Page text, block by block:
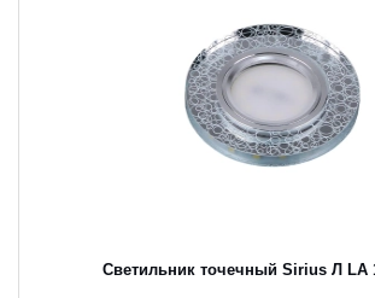
Светильник точечный Sirius Л LA